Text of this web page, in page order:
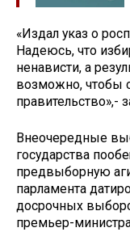
«Издал указ о
Надеюсь, что
ненависти, а
возможно, чтобы
правительство»,-
Внеочередные
государства
предвыборную
парламента
досрочных
премьер-